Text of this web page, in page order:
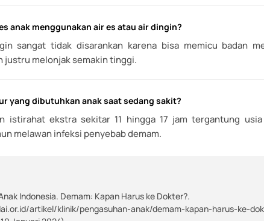
anak menggunakan air es atau air dingin?
sangat tidak disarankan karena bisa memicu badan
justru melonjak semakin tinggi.
yang dibutuhkan anak saat sedang sakit?
istirahat ekstra sekitar 11 hingga 17 jam tergantung
melawan infeksi penyebab demam.
Indonesia. Demam: Kapan Harus ke Dokter?.
artikel/klinik/pengasuhan-anak/demam-kapan-harus-ke-